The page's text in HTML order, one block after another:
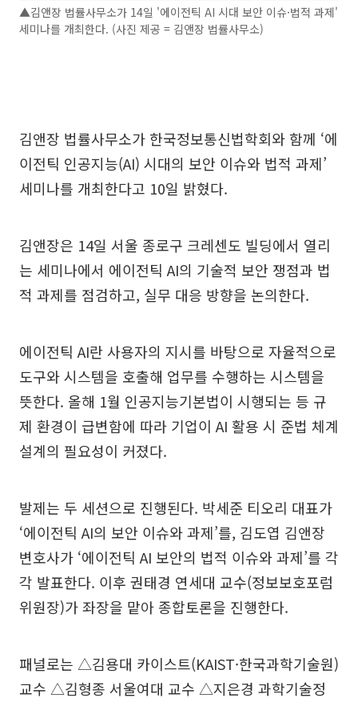
▲김앤장 법률사무소가 14일 '에이전틱 AI 시대 보안 이슈·법적 과제'
세미나를 개최한다. (사진 제공 = 김앤장 법률사무소)
김앤장 법률사무소가 한국정보통신법학회와 함께 ‘에
이전틱 인공지능(AI) 시대의 보안 이슈와 법적 과제’
세미나를 개최한다고 10일 밝혔다.
김앤장은 14일 서울 종로구 크레센도 빌딩에서 열리
는 세미나에서 에이전틱 AI의 기술적 보안 쟁점과 법
적 과제를 점검하고, 실무 대응 방향을 논의한다.
에이전틱 AI란 사용자의 지시를 바탕으로 자율적으로
도구와 시스템을 호출해 업무를 수행하는 시스템을
뜻한다. 올해 1월 인공지능기본법이 시행되는 등 규
제 환경이 급변함에 따라 기업이 AI 활용 시 준법 체계
설계의 필요성이 커졌다.
발제는 두 세션으로 진행된다. 박세준 티오리 대표가
‘에이전틱 AI의 보안 이슈와 과제’를, 김도엽 김앤장
변호사가 ‘에이전틱 AI 보안의 법적 이슈와 과제’를 각
각 발표한다. 이후 권태경 연세대 교수(정보보호포럼
위원장)가 좌장을 맡아 종합토론을 진행한다.
패널로는 △김용대 카이스트(KAIST·한국과학기술원)
교수 △김형종 서울여대 교수 △지은경 과학기술정